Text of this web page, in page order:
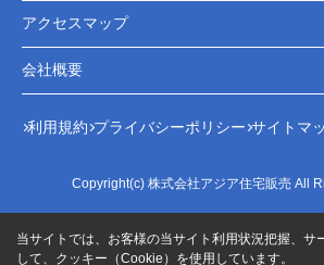
アクセスマップ
会社概要
利用規約 プライバシーポリシー サイトマ
Copyright(c) 株式会社アジア住宅販売 All
当サイトでは、お客様の当サイト利用状況把握、サ
して、クッキー（Cookie）を使用しています。